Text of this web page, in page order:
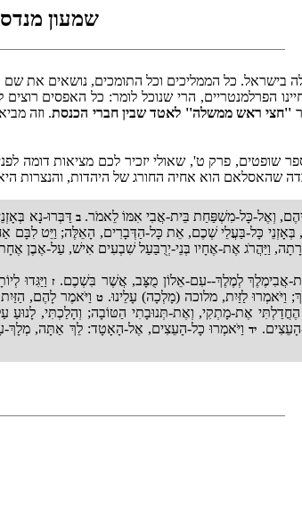
שמעון מנדס
בישראל. כל הממליכים וכל התומכים, נושאים
הפרלמנטריים, הרי שנוכל לומר: כל האפסים
''חצי ראש ממשלה'' לאטד שבין חברי הכנסת. וזה
שופטים, פרק ט', שאולי יזכיר לכם מציאות דומה
שהאסלאם הוא אחיה החורג של היהדות, והנצרות
וְאֶל-כָּל-מִשְׁפַּחַת בֵּית-אֲבִי אִמּוֹ לֵאמֹר.ב דַּבְּרוּ-נָא
בְּאָזְנֵי כָּל-בַּעֲלֵי שְׁכֶם, אֵת כָּל-הַדְּבָרִים, הָאֵלֶּה; וַיֵּט לִבָּם
וַיַּהֲרֹג אֶת-אֶחָיו בְּנֵי-יְרֻבַּעַל שִׁבְעִים אִישׁ, עַל-אֶבֶן
אֶת-אֲבִימֶלֶךְ לְמֶלֶךְ--עִם-אֵלוֹן מֻצָּב, אֲשֶׁר בִּשְׁכֶם. זוַיַּגִּדוּ
לַזַּיִת, מלוכה (מָלְכָה) עָלֵינוּ. טוַיֹּאמֶר לָהֶם,
אֶת-מָתְקִי, וְאֶת-תְּנוּבָתִי הַטּוֹבָה; וְהָלַכְתִּי, לָנוּעַ
ידוַיֹּאמְרוּ כָל-הָעֵצִים, אֶל-הָאָטָד: לֵךְ אַתָּה, מְלָךְ-